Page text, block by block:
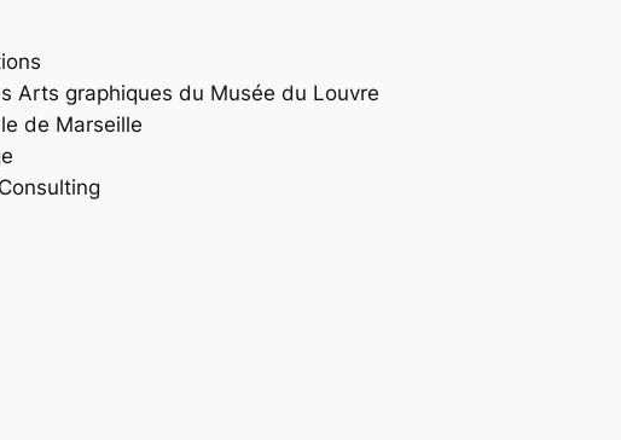
Arts graphiques du Musée du Louvre
de Marseille